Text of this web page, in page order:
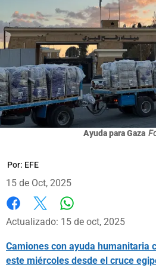
Ayuda para Gaza
Por: EFE
15 de Oct, 2025
Facebook
X
Actualizado: 15 de oct, 2025
Camiones con ayuda humanitaria
este miércoles desde el cruce